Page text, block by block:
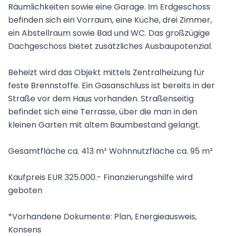
Räumlichkeiten sowie eine Garage. Im Erdgeschoss
befinden sich ein Vorraum, eine Küche, drei Zimmer,
ein Abstellraum sowie Bad und WC. Das großzügige
Dachgeschoss bietet zusätzliches Ausbaupotenzial.
Beheizt wird das Objekt mittels Zentralheizung für
feste Brennstoffe. Ein Gasanschluss ist bereits in der
Straße vor dem Haus vorhanden. Straßenseitig
befindet sich eine Terrasse, über die man in den
kleinen Garten mit altem Baumbestand gelangt.
Gesamtfläche ca. 413 m² Wohnnutzfläche ca. 95 m²
Kaufpreis EUR 325.000.- Finanzierungshilfe wird
geboten
*Vorhandene Dokumente: Plan, Energieausweis,
Konsens